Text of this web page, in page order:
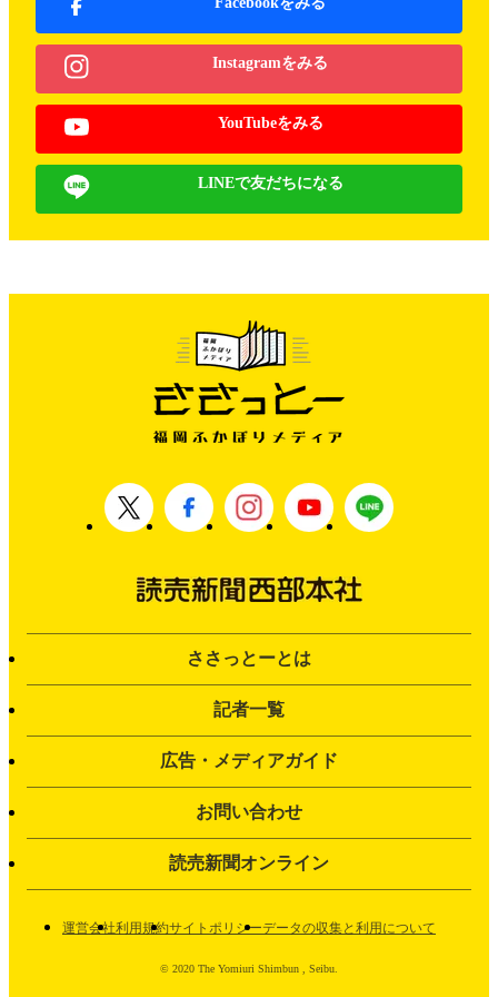
Instagramをみる
YouTubeをみる
LINEで友だちになる
ささっとーとは
記者一覧
広告・メディアガイド
お問い合わせ
読売新聞オンライン
運営会社利用規約サイトポリシーデータの収集と利用について
© 2020 The Yomiuri Shimbun , Seibu.